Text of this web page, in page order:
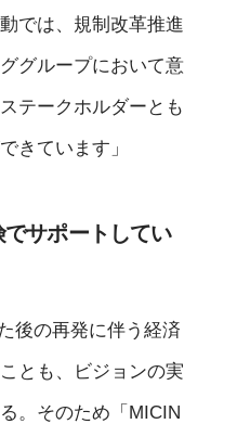
では、規制改革推進
グループにおいて意
テークホルダーとも
きています」
サポートしてい
後の再発に伴う経済
とも、ビジョンの実
。そのため「MICIN